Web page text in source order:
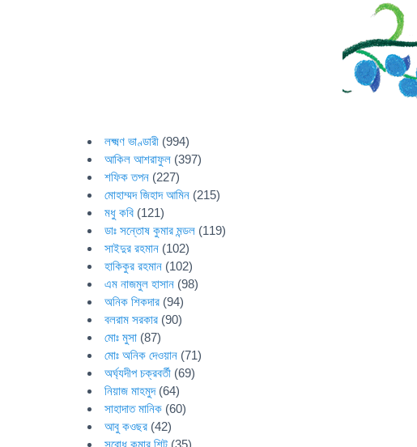
লক্ষ্মণ ভাণ্ডারী (994)
আকিল আশরাফুল (397)
শফিক তপন (227)
মোহাম্মদ জিহাদ আমিন (215)
মধু কবি (121)
ডাঃ সন্তোষ কুমার মন্ডল (119)
সাইদুর রহমান (102)
হাকিকুর রহমান (102)
এম নাজমুল হাসান (98)
অনিক শিকদার (94)
বলরাম সরকার (90)
মোঃ মুসা (87)
মোঃ অনিক দেওয়ান (71)
অর্ঘ্যদীপ চক্রবর্তী (69)
নিয়াজ মাহমুদ(64)
সাহাদাত মানিক (60)
আবু কওছর (42)
সুবোধ কুমার শিট (35)